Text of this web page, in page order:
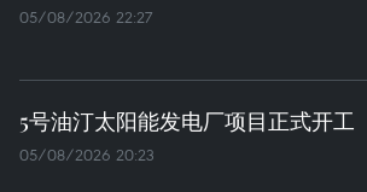
05/08/2026 22:27
5号油汀太阳能发电厂项目正式开工
05/08/2026 20:23